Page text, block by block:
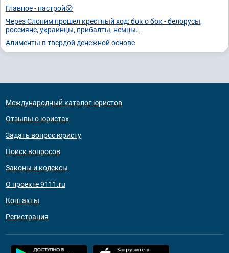
Главное - настрой😮
Через Слоним прошел крестный ход: бок о бок - белорусы,
россияне, украинцы, прибалты, немцы...
Алименты в твердой денежной основе
Международный каталог юристов
Отзывы о юристах
Задать вопрос юристу
Поиск вопросов
Законы и кодексы
О проекте 9111.ru
Контакты
Регистрация